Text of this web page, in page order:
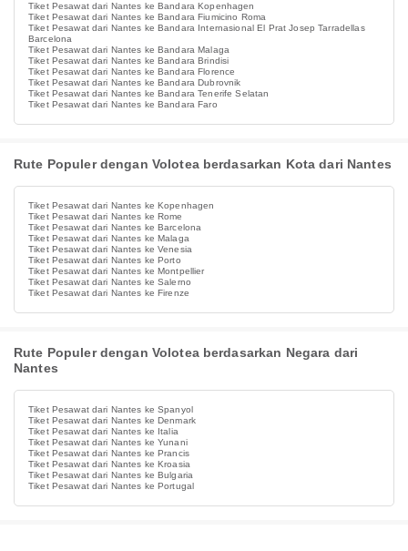
Tiket Pesawat dari Nantes ke Bandara Kopenhagen
Tiket Pesawat dari Nantes ke Bandara Fiumicino Roma
Tiket Pesawat dari Nantes ke Bandara Internasional El Prat Josep Tarradellas
Barcelona
Tiket Pesawat dari Nantes ke Bandara Malaga
Tiket Pesawat dari Nantes ke Bandara Brindisi
Tiket Pesawat dari Nantes ke Bandara Florence
Tiket Pesawat dari Nantes ke Bandara Dubrovnik
Tiket Pesawat dari Nantes ke Bandara Tenerife Selatan
Tiket Pesawat dari Nantes ke Bandara Faro
Rute Populer dengan Volotea berdasarkan Kota dari Nantes
Tiket Pesawat dari Nantes ke Kopenhagen
Tiket Pesawat dari Nantes ke Rome
Tiket Pesawat dari Nantes ke Barcelona
Tiket Pesawat dari Nantes ke Malaga
Tiket Pesawat dari Nantes ke Venesia
Tiket Pesawat dari Nantes ke Porto
Tiket Pesawat dari Nantes ke Montpellier
Tiket Pesawat dari Nantes ke Salerno
Tiket Pesawat dari Nantes ke Firenze
Rute Populer dengan Volotea berdasarkan Negara dari
Nantes
Tiket Pesawat dari Nantes ke Spanyol
Tiket Pesawat dari Nantes ke Denmark
Tiket Pesawat dari Nantes ke Italia
Tiket Pesawat dari Nantes ke Yunani
Tiket Pesawat dari Nantes ke Prancis
Tiket Pesawat dari Nantes ke Kroasia
Tiket Pesawat dari Nantes ke Bulgaria
Tiket Pesawat dari Nantes ke Portugal